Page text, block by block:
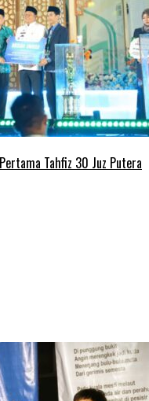
Tahfiz 30 Juz Putera